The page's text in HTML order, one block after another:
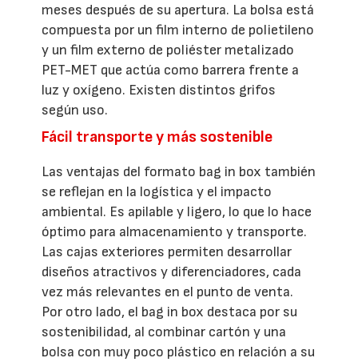
meses después de su apertura. La bolsa está
compuesta por un film interno de polietileno
y un film externo de poliéster metalizado
PET-MET que actúa como barrera frente a
luz y oxígeno. Existen distintos grifos
según uso.
Fácil transporte y más sostenible
Las ventajas del formato bag in box también
se reflejan en la logística y el impacto
ambiental. Es apilable y ligero, lo que lo hace
óptimo para almacenamiento y transporte.
Las cajas exteriores permiten desarrollar
diseños atractivos y diferenciadores, cada
vez más relevantes en el punto de venta.
Por otro lado, el bag in box destaca por su
sostenibilidad, al combinar cartón y una
bolsa con muy poco plástico en relación a su